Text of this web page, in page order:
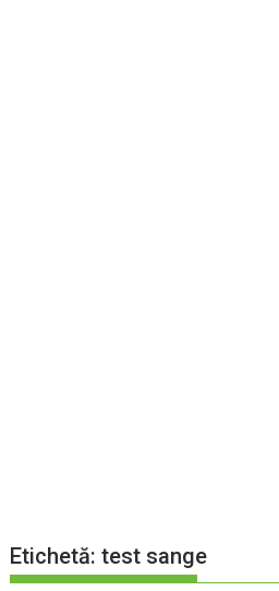
Etichetă:test sange